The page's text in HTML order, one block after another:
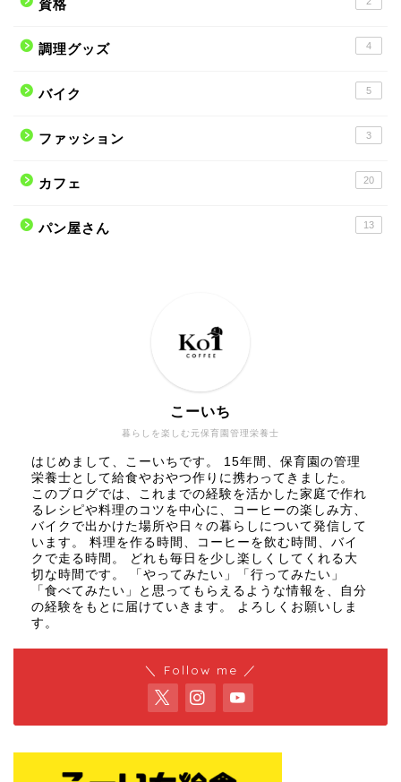
資格
調理グッズ 4
バイク 5
ファッション 3
カフェ 20
パン屋さん 13
暮らしを楽しむ元保育園管理栄養士
こーいち
はじめまして、こーいちです。 15年間、保育園の管理
栄養士として給食やおやつ作りに携わってきました。
このブログでは、これまでの経験を活かした家庭で作れ
るレシピや料理のコツを中心に、コーヒーの楽しみ方、
バイクで出かけた場所や日々の暮らしについて発信して
います。 料理を作る時間、コーヒーを飲む時間、バイ
クで走る時間。 どれも毎日を少し楽しくしてくれる大
切な時間です。 「やってみたい」「行ってみたい」
「食べてみたい」と思ってもらえるような情報を、自分
の経験をもとに届けていきます。 よろしくお願いしま
す。
＼ Follow me ／